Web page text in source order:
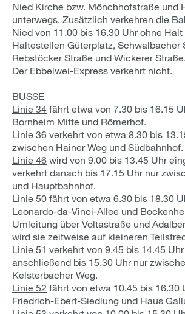
Nied Kirche bzw. Mönchhofstraße und
unterwegs. Zusätzlich verkehren die
Nied von 11.00 bis 16.30 Uhr ohne Halt
Haltestellen Güterplatz, Schwalbacher
Rebstöcker Straße und Wickerer Straße.
Der Ebbelwei-Express verkehrt nicht.
BUSSE
Linie 34 fährt etwa von 7.30 bis 16.15
Bornheim Mitte und Römerhof.
Linie 36 verkehrt von etwa 8.30 bis
zwischen Hainer Weg und Südbahnhof.
Linie 46 wird von 9.00 bis 13.45 Uhr
verkehrt danach bis 17.15 Uhr nur
und Hauptbahnhof.
Linie 50 fährt von etwa 6.30 bis 18.30
Leonardo-da-Vinci-Allee und
Umleitung über Voltastraße und
wird sie zeitweise auf kleineren
Linie 51 verkehrt von 9.45 bis 14.45
anschließend bis 15.30 Uhr nur
Kelsterbacher Weg.
Linie 52 fährt von etwa 10.45 bis 16.30
Friedrich-Ebert-Siedlung und Haus